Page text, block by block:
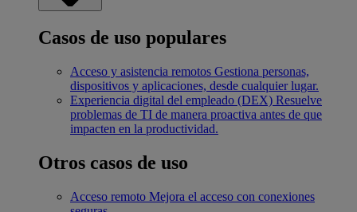
Casos de uso populares
Acceso y asistencia remotos Gestiona personas,
dispositivos y aplicaciones, desde cualquier lugar.
Experiencia digital del empleado (DEX) Resuelve
problemas de TI de manera proactiva antes de que
impacten en la productividad.
Otros casos de uso
Acceso remoto Mejora el acceso con conexiones